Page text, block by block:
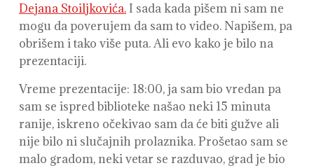
Dejana Stoiljkovića.I sada kada pišem ni sam ne
mogu da poverujem da sam to video. Napišem, pa
obrišem i tako više puta. Ali evo kako je bilo na
prezentaciji.
Vreme prezentacije: 18:00, ja sam bio vredan pa
sam se ispred biblioteke našao neki 15 minuta
ranije, iskreno očekivao sam da će biti gužve ali
nije bilo ni slučajnih prolaznika. Prošetao sam se
malo gradom, neki vetar se razduvao, grad je bio